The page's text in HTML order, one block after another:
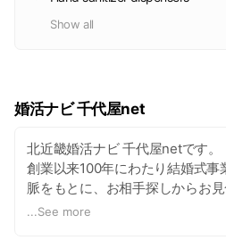
Show all
婚活ナビ 千代屋net
北近畿婚活ナビ 千代屋netです。
創業以来100年にわたり結婚式事
脈をもとに、お相手探しからお
から結婚式までサポートしてい
...See more